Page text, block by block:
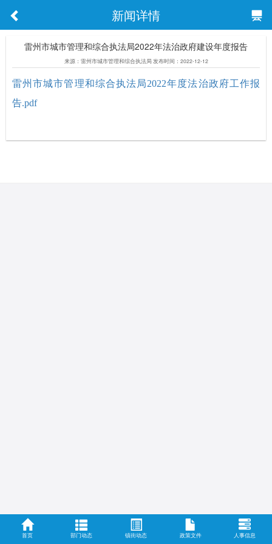
新闻详情
雷州市城市管理和综合执法局2022年法治政府建设年度报告
来源：雷州市城市管理和综合执法局 发布时间：2022-12-12
雷州市城市管理和综合执法局2022年度法治政府工作报
告.pdf
首页 部门动态 镇街动态 政策文件 人事信息